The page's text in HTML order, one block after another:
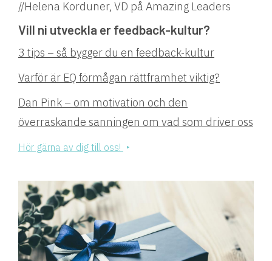
//Helena Korduner, VD på Amazing Leaders
Vill ni utveckla er feedback-kultur?
3 tips – så bygger du en feedback-kultur
Varför är EQ förmågan rättframhet viktig?
Dan Pink – om motivation och den
överraskande sanningen om vad som driver oss
Hör gärna av dig till oss!